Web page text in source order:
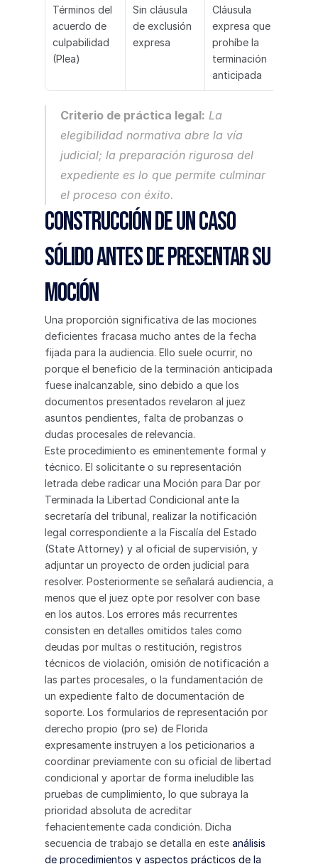
Términos del
acuerdo de
culpabilidad
(Plea)
Sin cláusula
de exclusión
expresa
Cláusula
expresa que
prohíbe la
terminación
anticipada
Criterio de práctica legal: La
elegibilidad normativa abre la vía
judicial; la preparación rigurosa del
expediente es lo que permite culminar
el proceso con éxito.
Construcción de un caso
sólido antes de presentar su
moción
Una proporción significativa de las mociones
deficientes fracasa mucho antes de la fecha
fijada para la audiencia. Ello suele ocurrir, no
porque el beneficio de la terminación anticipada
fuese inalcanzable, sino debido a que los
documentos presentados revelaron al juez
asuntos pendientes, falta de probanzas o
dudas procesales de relevancia.
Este procedimiento es eminentemente formal y
técnico. El solicitante o su representación
letrada debe radicar una Moción para Dar por
Terminada la Libertad Condicional ante la
secretaría del tribunal, realizar la notificación
legal correspondiente a la Fiscalía del Estado
(State Attorney) y al oficial de supervisión, y
adjuntar un proyecto de orden judicial para
resolver. Posteriormente se señalará audiencia, a
menos que el juez opte por resolver con base
en los autos. Los errores más recurrentes
consisten en detalles omitidos tales como
deudas por multas o restitución, registros
técnicos de violación, omisión de notificación a
las partes procesales, o la fundamentación de
un expediente falto de documentación de
soporte. Los formularios de representación por
derecho propio (pro se) de Florida
expresamente instruyen a los peticionarios a
coordinar previamente con su oficial de libertad
condicional y aportar de forma ineludible las
pruebas de cumplimiento, lo que subraya la
prioridad absoluta de acreditar
fehacientemente cada condición. Dicha
secuencia de trabajo se detalla en este análisis
de procedimientos y aspectos prácticos de la